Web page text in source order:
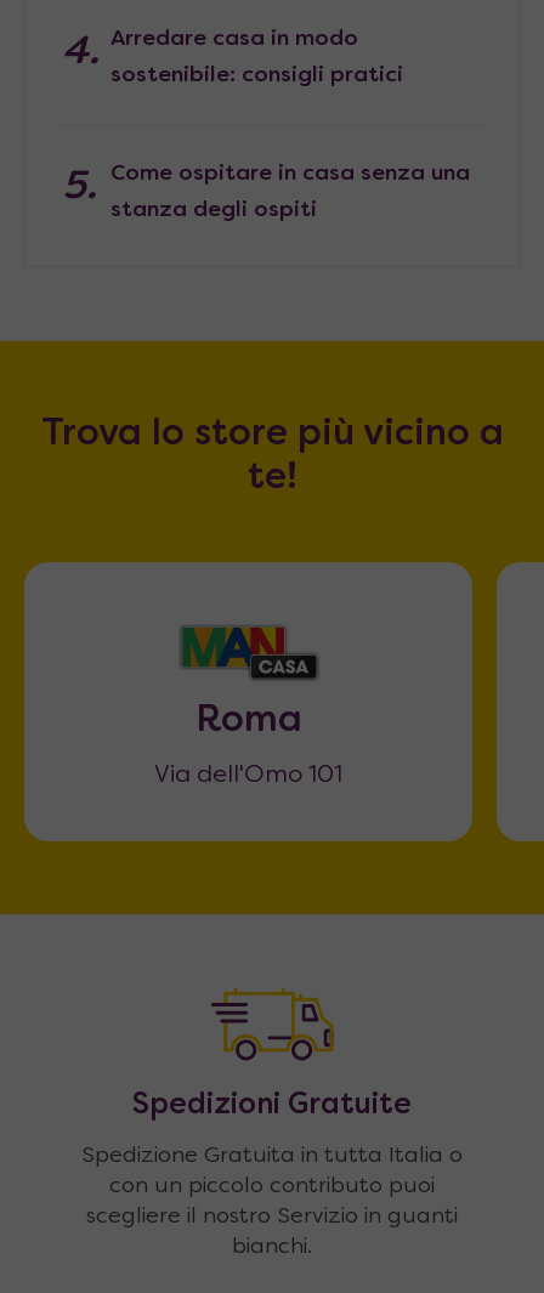
Arredare casa in modo
sostenibile: consigli pratici
Come ospitare in casa senza una
stanza degli ospiti
Trova lo store più vicino a
te!
Roma
Via dell'Omo 101
Spedizioni Gratuite
Spedizione Gratuita in tutta Italia o
con un piccolo contributo puoi
scegliere il nostro Servizio in guanti
bianchi.